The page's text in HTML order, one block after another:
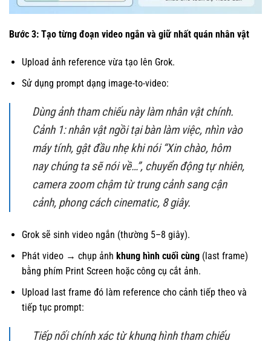
Bước 3: Tạo từng đoạn video ngắn và giữ nhất quán nhân vật
Upload ảnh reference vừa tạo lên Grok.
Sử dụng prompt dạng image-to-video:
Dùng ảnh tham chiếu này làm nhân vật chính.
Cảnh 1: nhân vật ngồi tại bàn làm việc, nhìn vào
máy tính, gật đầu nhẹ khi nói “Xin chào, hôm
nay chúng ta sẽ nói về…”, chuyển động tự nhiên,
camera zoom chậm từ trung cảnh sang cận
cảnh, phong cách cinematic, 8 giây.
Grok sẽ sinh video ngắn (thường 5–8 giây).
Phát video → chụp ảnh khung hình cuối cùng(last frame)
bằng phím Print Screen hoặc công cụ cắt ảnh.
Upload last frame đó làm reference cho cảnh tiếp theo và
tiếp tục prompt:
Tiếp nối chính xác từ khung hình tham chiếu